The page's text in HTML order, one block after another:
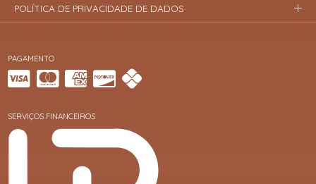
PAGAMENTO
SERVIÇOS FINANCEIROS
POLÍTICA DE PRIVACIDADE DE DADOS